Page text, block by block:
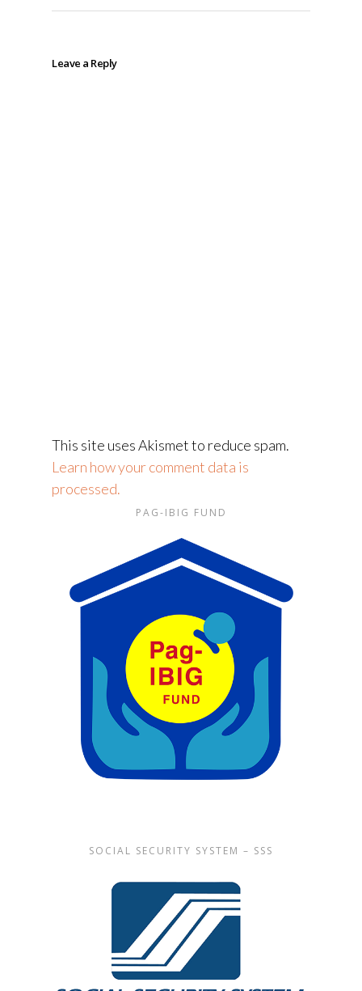
Leave a Reply
This site uses Akismet to reduce spam.
Learn how your comment data is
processed.
PAG-IBIG FUND
SOCIAL SECURITY SYSTEM – SSS